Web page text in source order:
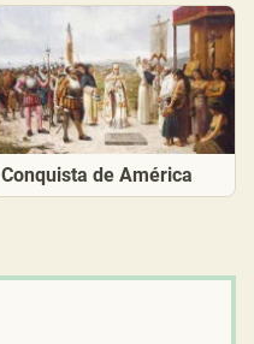
Conquista de América